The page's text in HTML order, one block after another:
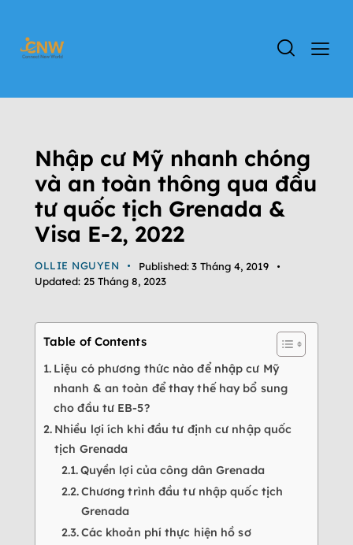
Nhập cư Mỹ nhanh chóng
và an toàn thông qua đầu
tư quốc tịch Grenada &
Visa E-2, 2022
OLLIE NGUYEN Published: 3 Tháng 4, 2019
Updated: 25 Tháng 8, 2023
Table of Contents
Liệu có phương thức nào để nhập cư Mỹ
nhanh & an toàn để thay thế hay bổ sung
cho đầu tư EB-5?
Nhiều lợi ích khi đầu tư định cư nhập quốc
tịch Grenada
Quyền lợi của công dân Grenada
Chương trình đầu tư nhập quốc tịch
Grenada
Các khoản phí thực hiện hồ sơ